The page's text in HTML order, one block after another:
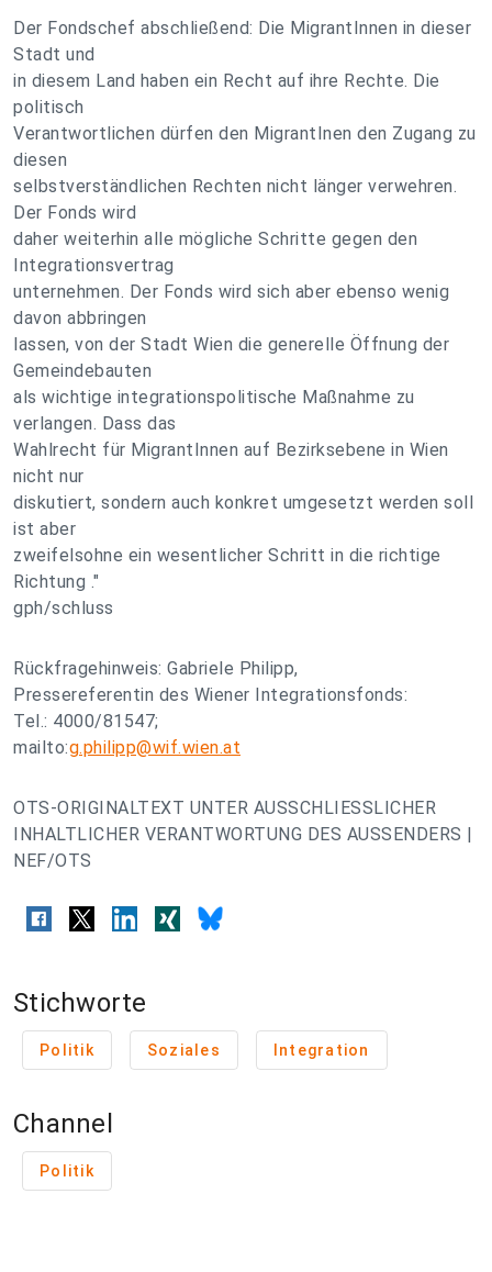
Der Fondschef abschließend: Die MigrantInnen in dieser
Stadt und
in diesem Land haben ein Recht auf ihre Rechte. Die
politisch
Verantwortlichen dürfen den MigrantInen den Zugang zu
diesen
selbstverständlichen Rechten nicht länger verwehren.
Der Fonds wird
daher weiterhin alle mögliche Schritte gegen den
Integrationsvertrag
unternehmen. Der Fonds wird sich aber ebenso wenig
davon abbringen
lassen, von der Stadt Wien die generelle Öffnung der
Gemeindebauten
als wichtige integrationspolitische Maßnahme zu
verlangen. Dass das
Wahlrecht für MigrantInnen auf Bezirksebene in Wien
nicht nur
diskutiert, sondern auch konkret umgesetzt werden soll
ist aber
zweifelsohne ein wesentlicher Schritt in die richtige
Richtung ."
gph/schluss
Rückfragehinweis: Gabriele Philipp,
Pressereferentin des Wiener Integrationsfonds:
Tel.: 4000/81547;
mailto:g.philipp@wif.wien.at
OTS-ORIGINALTEXT UNTER AUSSCHLIESSLICHER
INHALTLICHER VERANTWORTUNG DES AUSSENDERS |
NEF/OTS
Stichworte
Politik Soziales Integration
Channel
Politik